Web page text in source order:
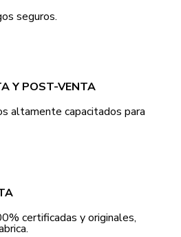
seguros.
Y POST-VENTA
altamente capacitados para
certificadas y originales,